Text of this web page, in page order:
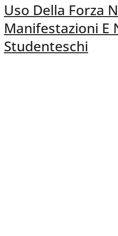
Uso Della Forza
Manifestazioni E
Studenteschi